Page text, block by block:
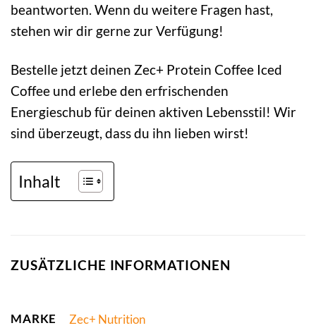
beantworten. Wenn du weitere Fragen hast,
stehen wir dir gerne zur Verfügung!
Bestelle jetzt deinen Zec+ Protein Coffee Iced
Coffee und erlebe den erfrischenden
Energieschub für deinen aktiven Lebensstil! Wir
sind überzeugt, dass du ihn lieben wirst!
Inhalt
ZUSÄTZLICHE INFORMATIONEN
MARKE Zec+ Nutrition